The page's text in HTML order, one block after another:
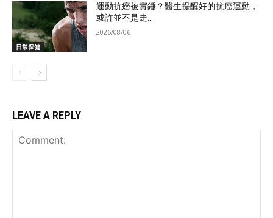
日常保健
運動抗癌被實錘？醫生提醒好的抗癌運動，
或許並不是走...
2026/08/06
LEAVE A REPLY